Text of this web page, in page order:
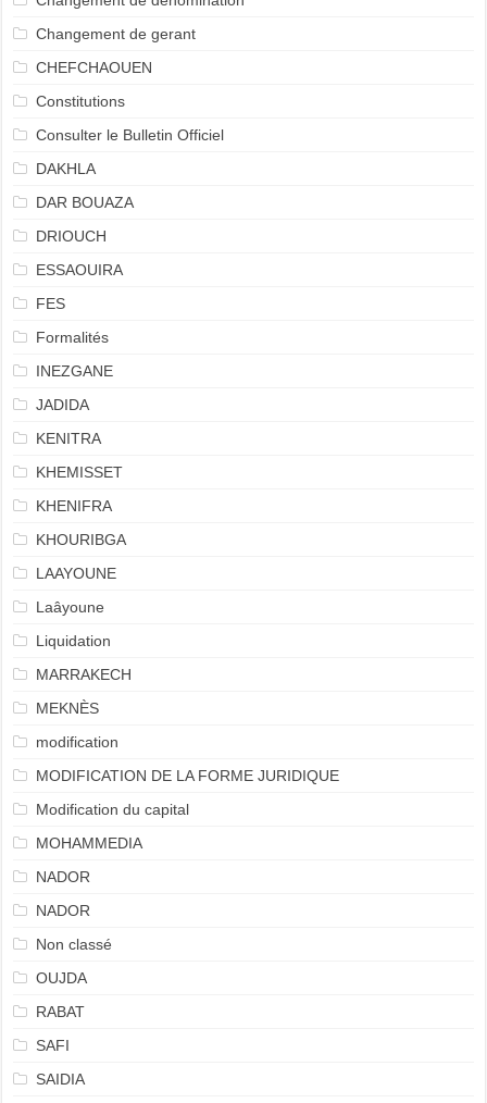
Changement de gerant
CHEFCHAOUEN
Constitutions
Consulter le Bulletin Officiel
DAKHLA
DAR BOUAZA
DRIOUCH
ESSAOUIRA
FES
Formalités
INEZGANE
JADIDA
KENITRA
KHEMISSET
KHENIFRA
KHOURIBGA
LAAYOUNE
Laâyoune
Liquidation
MARRAKECH
MEKNÈS
modification
MODIFICATION DE LA FORME JURIDIQUE
Modification du capital
MOHAMMEDIA
NADOR
NADOR
Non classé
OUJDA
RABAT
SAFI
SAIDIA